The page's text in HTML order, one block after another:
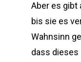
Aber es gibt
bis sie es
Wahnsinn
dass